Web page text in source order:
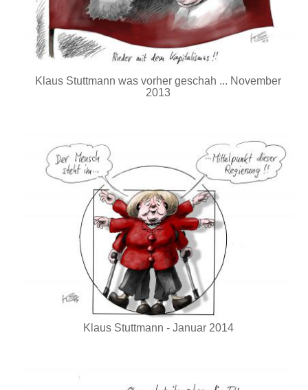
Klaus Stuttmann was vorher geschah ... November
2013
Klaus Stuttmann - Januar 2014